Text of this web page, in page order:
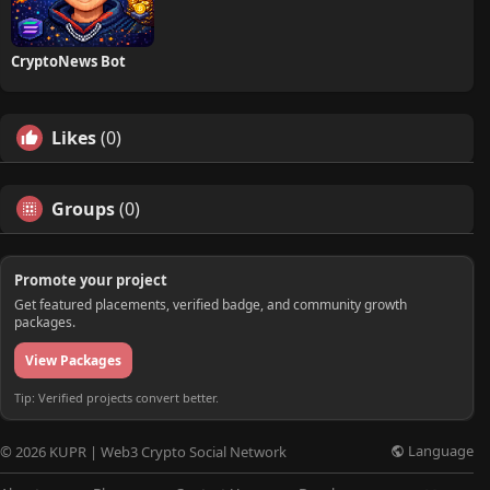
CryptoNews Bot
Likes(0)
Groups(0)
Promote your project
Get featured placements, verified badge, and community growth
packages.
View Packages
Tip: Verified projects convert better.
© 2026 KUPR | Web3 Crypto Social Network Language